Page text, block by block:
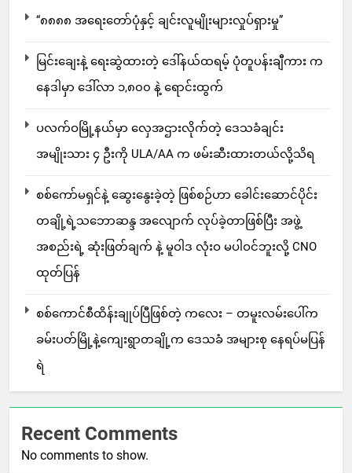
“၈၈၈၈ အရေးတော်ပုံနှင့် ချင်းလူမျိုးများလှုပ်ရှားမှု”
မြင်းချေးနဲ့ ရေးဆွဲထားတဲ့ ဒေါ်နယ်ထရမ့် ပုံတူပန်းချီကား က
နေဒါမှာ ဒေါ်လာ ၁,၈၀၀ နဲ့ ရောင်းထွက်
ပလက်ဝမြို့နယ်မှာ လှေအဌားလိုက်တဲ့ ဒေသခံချင်း
အမျိုးသား ၄ ဦးကို ULA/AA က ဖမ်းဆီးထားတယ်လို့သိရ
စစ်ကော်မရှင်နဲ့ ဆွေးနွေးခဲ့တဲ့ ဖြစ်စဉ်ဟာ ခေါင်းဆောင်ပိုင်း
တချို့ရဲ့သဘောဆန္ဒ အလျောက် လုပ်ခဲ့တာဖြစ်ပြီး အဖွဲ့
အစည်းရဲ့ ဆုံးဖြတ်ချက် နဲ့ မူဝါဒ လုံးဝ မပါဝင်ဘူးလို့ CNO
ထုတ်ပြန်
စစ်ကောင်စီထိန်းချုပ်ပြီဖြစ်တဲ့ ကလေး – တမူးလမ်းပေါ်က
ခမ်းပတ်မြို့နဲ့ကျေးရွာတချို့က ဒေသခံ အများစု နေရပ်မပြန်
ရဲ
Recent Comments
No comments to show.